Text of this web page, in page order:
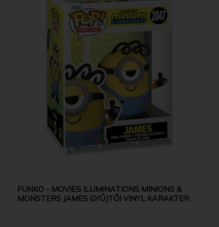
FUNKO - MOVIES ILUMINATIONS MINIONS &
MONSTERS JAMES GYŰJTŐI VINYL KARAKTER